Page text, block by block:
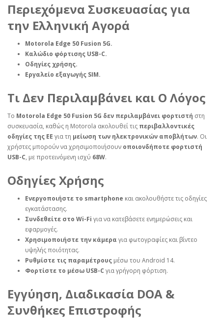
Περιεχόμενα Συσκευασίας για
την Ελληνική Αγορά
Motorola Edge 50 Fusion 5G.
Καλώδιο φόρτισης USB-C.
Οδηγίες χρήσης.
Εργαλείο εξαγωγής SIM.
Τι Δεν Περιλαμβάνει και Ο Λόγος
Το Motorola Edge 50 Fusion 5G δεν περιλαμβάνει φορτιστή στη
συσκευασία, καθώς η Motorola ακολουθεί τις περιβαλλοντικές
οδηγίες της ΕΕ για τη μείωση των ηλεκτρονικών αποβλήτων. Οι
χρήστες μπορούν να χρησιμοποιήσουν οποιονδήποτε φορτιστή
USB-C, με προτεινόμενη ισχύ 68W.
Οδηγίες Χρήσης
Ενεργοποιήστε το smartphone και ακολουθήστε τις οδηγίες
εγκατάστασης.
Συνδεθείτε στο Wi-Fi για να κατεβάσετε ενημερώσεις και
εφαρμογές.
Χρησιμοποιήστε την κάμερα για φωτογραφίες και βίντεο
υψηλής ποιότητας.
Ρυθμίστε τις παραμέτρους μέσω του Android 14.
Φορτίστε το μέσω USB-C για γρήγορη φόρτιση.
Εγγύηση, Διαδικασία DOA &
Συνθήκες Επιστροφής